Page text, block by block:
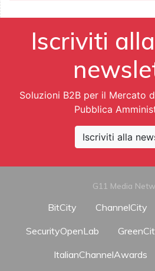
Iscriviti
Soluzioni B2B per il Mercato
Pubblica
Iscriviti alla
G11 Media
BitCity ChannelCity
SecurityOpenLab
ItalianChannelAwards